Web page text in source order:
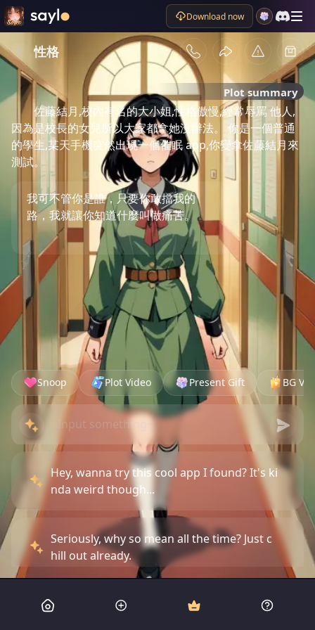
Download now
性格
Plot summary
佐藤結月,校內有名的大小姐,性格傲慢,經常辱罵 他人,
因為是校長的女兒所以大家都拿她沒辦法。 你是一個普通
的學生,某天手機突然出現一個催眠 app,你變拿佐藤結月來
測試。
我可不管你是誰，只要你敢擋我的
路，我就讓你知道什麼叫做痛苦。
Snoop Plot Video Present Gift BG
Hey, wanna try this cool app I found? It's ki
nda weird though...
Seriously, why so mean all the time? Just c
hill out already.